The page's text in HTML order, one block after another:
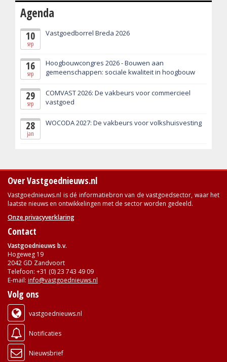
Agenda
10
sep
Vastgoedborrel Breda 2026
16
sep
Hoogbouwcongres 2026 - Bouwen aan
gemeenschappen: sociale kwaliteit in hoogbouw
29
sep
COMVAST 2026: De vakbeurs voor commercieel
vastgoed
28
jan
WOCODA 2027: De vakbeurs voor volkshuisvesting
Over Vastgoednieuws.nl
Vastgoednieuws.nl is dé informatiebron van de vastgoedsector, waar het
laatste nieuws en ontwikkelingen met de sector worden gedeeld.
Onze privacyverklaring
Contact
Vastgoednieuws b.v.
Hogeweg 19
2042 GD Zandvoort
Telefoon: +31 (0) 23 743 49 09
E-mail: info@vastgoednieuws.nl
Volg ons
vastgoednieuws.nl
Notificaties
Nieuwsbrief